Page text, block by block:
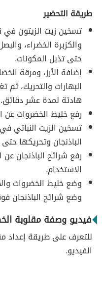
طريقة التحضير
تسخين زيت الزيتون في
والكزبرة الخضراء،
حتى تذبل المكونات.
إضافة الأرز، ومرقة
البهارات والتحريك، ثم
هادئة لمدة عشر دقائق.
رفع خليط الخضروات عن
تسخين الزيت النباتي
الباذنجان وتحريكها
رفع شرائح الباذنجان عن
الاستخدام.
وضع خليط الخضروات
وضع شرائح الباذنجان
فيديو وصفة مقلوبة
للتعرف على طريقة إعداد
الفيديو.